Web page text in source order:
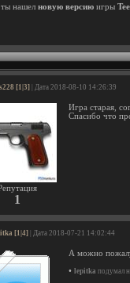
нашел новую версиюигры
[1|3] | Дата 2018-08-10 14:26:39
1
Игра старая,
Спасибо что
[1|4] | Дата 2018-07-21 14:02:44
А можно
• lepitka подумал